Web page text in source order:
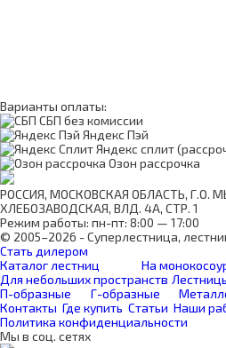
Варианты оплаты:
СБП без комиссии
Яндекс Пэй
Яндекс сплит
Озон рассрочка
РОССИЯ, МОСКОВСКАЯ ОБЛАСТЬ, Г.О.
ХЛЕБОЗАВОДСКАЯ, ВЛД. 4А, СТР. 1
Режим работы: пн-пт: 8:00 — 17:00
© 2005–2026 - Суперлестница,
Стать дилером
Каталог лестниц
На
Для небольших пространств
П-образные
Г-образные
Контакты Где купить Статьи Наши
Политика конфиденциальности
Мы в соц. сетях